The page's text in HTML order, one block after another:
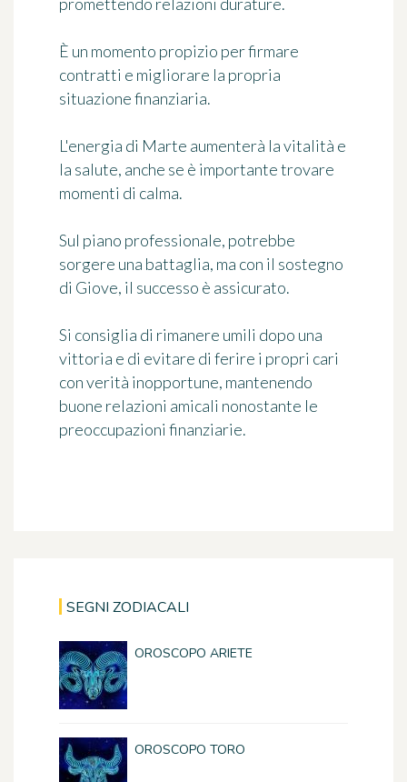
È un momento propizio per firmare
contratti e migliorare la propria
situazione finanziaria.
L'energia di Marte aumenterà la vitalità e
la salute, anche se è importante trovare
momenti di calma.
Sul piano professionale, potrebbe
sorgere una battaglia, ma con il sostegno
di Giove, il successo è assicurato.
Si consiglia di rimanere umili dopo una
vittoria e di evitare di ferire i propri cari
con verità inopportune, mantenendo
buone relazioni amicali nonostante le
preoccupazioni finanziarie.
SEGNI ZODIACALI
OROSCOPO ARIETE
OROSCOPO TORO